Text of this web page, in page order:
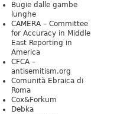
Bugie dalle gambe
lunghe
CAMERA – Committee
for Accuracy in Middle
East Reporting in
America
CFCA –
antisemitism.org
Comunità Ebraica di
Roma
Cox&Forkum
Debka